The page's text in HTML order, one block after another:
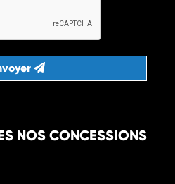
NOS CONCESSIONS